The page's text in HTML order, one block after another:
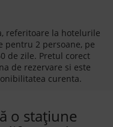
referitoare la hotelurile
pentru 2 persoane, pe
de zile. Pretul corect
de rezervare si este
curenta.
o stațiune